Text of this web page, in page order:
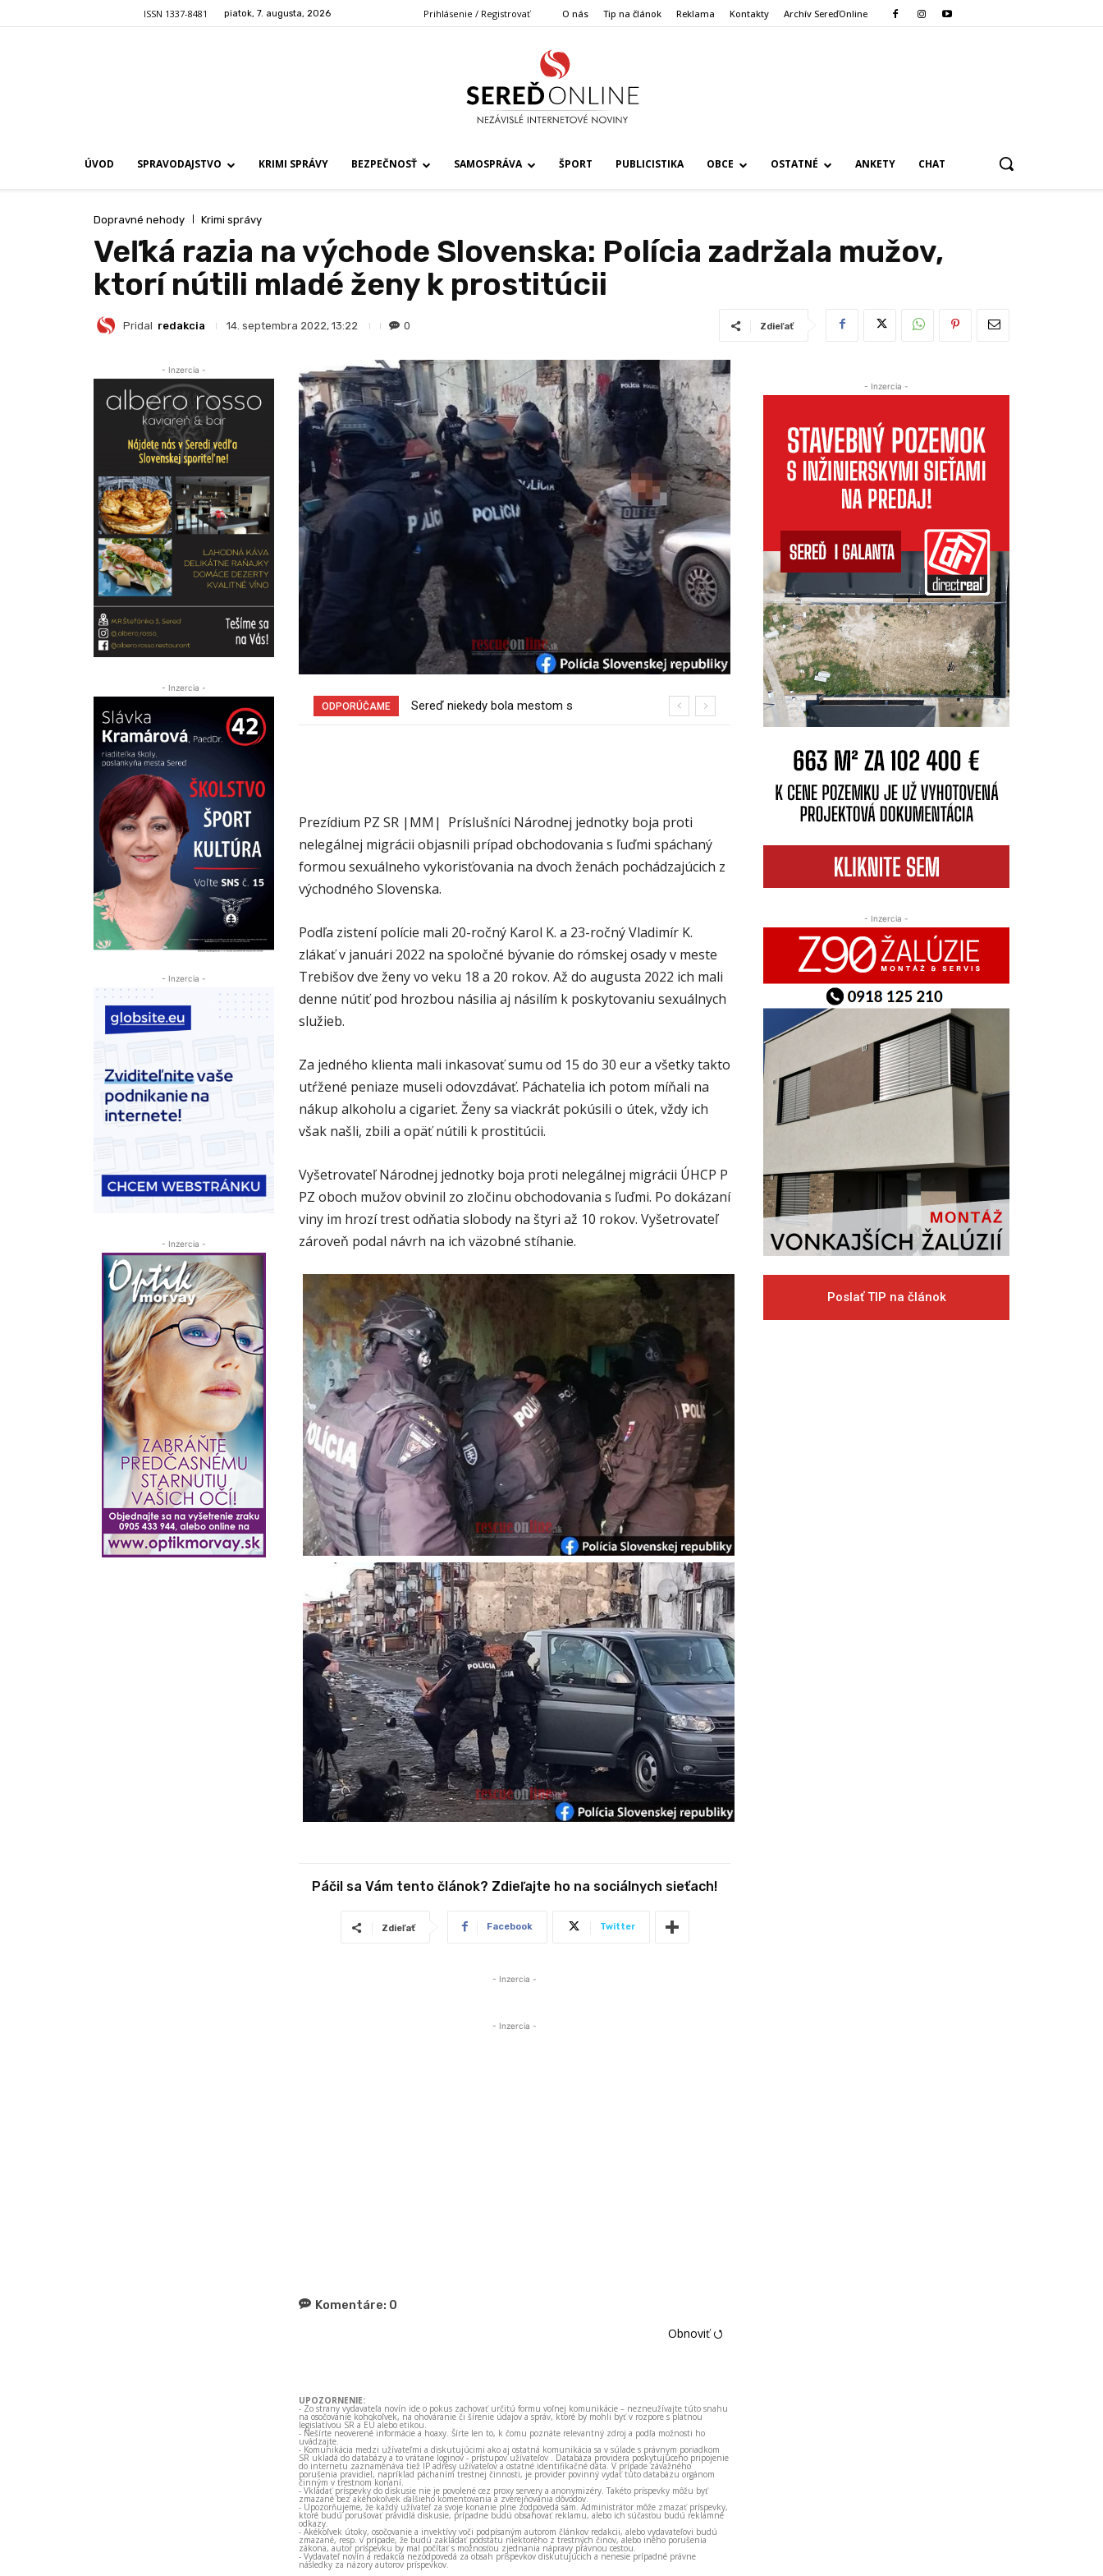
ISSN 1337-8481 piatok, 7. augusta, 2026 Prihlásenie / Registrovať O nás Tip na článok Reklama Kontakty Archív SereďOnline
ÚVOD SPRAVODAJSTVO KRIMI SPRÁVY BEZPEČNOSŤ SAMOSPRÁVA ŠPORT PUBLICISTIKA OBCE OSTATNÉ ANKETY CHAT
Dopravné nehody Krimi správy
Veľká razia na východe Slovenska: Polícia zadržala mužov,
ktorí nútili mladé ženy k prostitúcii
Pridal redakcia 14. septembra 2022, 13:22 0 Zdieľať
- Inzercia -
- Inzercia -
- Inzercia -
- Inzercia -
ODPORÚČAME
Pri venčení na Jesenského ulici mal
Prezídium PZ SR |MM| Príslušníci Národnej jednotky boja proti
nelegálnej migrácii objasnili prípad obchodovania s ľuďmi spáchaný
formou sexuálneho vykorisťovania na dvoch ženách pochádzajúcich z
východného Slovenska.
Podľa zistení polície mali 20-ročný Karol K. a 23-ročný Vladimír K.
zlákať v januári 2022 na spoločné bývanie do rómskej osady v meste
Trebišov dve ženy vo veku 18 a 20 rokov. Až do augusta 2022 ich mali
denne nútiť pod hrozbou násilia aj násilím k poskytovaniu sexuálnych
služieb.
Za jedného klienta mali inkasovať sumu od 15 do 30 eur a všetky takto
utŕžené peniaze museli odovzdávať. Páchatelia ich potom míňali na
nákup alkoholu a cigariet. Ženy sa viackrát pokúsili o útek, vždy ich
však našli, zbili a opäť nútili k prostitúcii.
Vyšetrovateľ Národnej jednotky boja proti nelegálnej migrácii ÚHCP P
PZ oboch mužov obvinil zo zločinu obchodovania s ľuďmi. Po dokázaní
viny im hrozí trest odňatia slobody na štyri až 10 rokov. Vyšetrovateľ
zároveň podal návrh na ich väzobné stíhanie.
Páčil sa Vám tento článok? Zdieľajte ho na sociálnych sieťach!
Zdieľať Facebook Twitter
- Inzercia -
- Inzercia -
Komentáre: 0
Obnoviť ⭯
UPOZORNENIE:
- Zo strany vydavateľa novín ide o pokus zachovať určitú formu voľnej komunikácie – nezneužívajte túto snahu
na osočovanie kohokoľvek, na ohováranie či šírenie údajov a správ, ktoré by mohli byť v rozpore s platnou
legislatívou SR a EÚ alebo etikou.
- Nešírte neoverené informácie a hoaxy. Šírte len to, k čomu poznáte relevantný zdroj a podľa možnosti ho
uvádzajte.
- Komunikácia medzi užívateľmi a diskutujúcimi ako aj ostatná komunikácia sa v súlade s právnym poriadkom
SR ukladá do databázy a to vrátane loginov - prístupov užívateľov . Databáza providera poskytujúceho pripojenie
do internetu zaznamenáva tiež IP adresy užívateľov a ostatné identifikačné dáta. V prípade závažného
porušenia pravidiel, napríklad páchaním trestnej činnosti, je provider povinný vydať túto databázu orgánom
činným v trestnom konaní.
- Vkladať príspevky do diskusie nie je povolené cez proxy servery a anonymizéry. Takéto príspevky môžu byť
zmazané bez akéhokoľvek ďalšieho komentovania a zverejňovania dôvodov.
- Upozorňujeme, že každý užívateľ za svoje konanie plne zodpovedá sám. Administrátor môže zmazať príspevky,
ktoré budú porušovať pravidlá diskusie, prípadne budú obsahovať reklamu, alebo ich súčasťou budú reklamné
odkazy.
- Akékoľvek útoky, osočovanie a invektívy voči podpísaným autorom článkov redakcii, alebo vydavateľovi budú
zmazané, resp. v prípade, že budú zakladať podstatu niektorého z trestných činov, alebo iného porušenia
zákona, autor príspevku by mal počítať s možnosťou zjednania nápravy právnou cestou.
- Vydavateľ novín a redakcia nezodpovedá za obsah príspevkov diskutujúcich a nenesie prípadné právne
následky za názory autorov príspevkov.
- Inzercia -
- Inzercia -
Poslať TIP na článok